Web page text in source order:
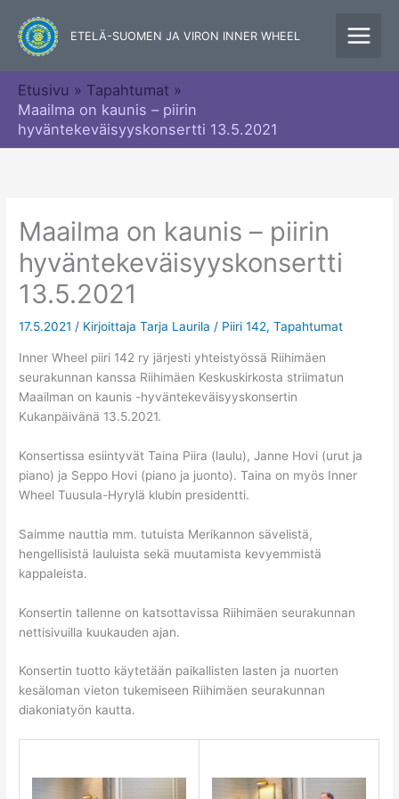
sisältöön
ETELÄ-SUOMEN JA VIRON INNER WHEEL
Etusivu
Tapahtumat
Maailma on kaunis – piirin
hyväntekeväisyyskonsertti 13.5.2021
Maailma on kaunis – piirin
hyväntekeväisyyskonsertti
13.5.2021
17.5.2021/ KirjoittajaTarja Laurila/ Piiri 142,Tapahtumat
Inner Wheel piiri 142 ry järjesti yhteistyössä Riihimäen
seurakunnan kanssa Riihimäen Keskuskirkosta striimatun
Maailman on kaunis -hyväntekeväisyyskonsertin
Kukanpäivänä 13.5.2021.
Konsertissa esiintyvät Taina Piira (laulu), Janne Hovi (urut ja
piano) ja Seppo Hovi (piano ja juonto). Taina on myös Inner
Wheel Tuusula-Hyrylä klubin presidentti.
Saimme nauttia mm. tutuista Merikannon sävelistä,
hengellisistä lauluista sekä muutamista kevyemmistä
kappaleista.
Konsertin tallenne on katsottavissa Riihimäen seurakunnan
nettisivuilla kuukauden ajan.
Konsertin tuotto käytetään paikallisten lasten ja nuorten
kesäloman vieton tukemiseen Riihimäen seurakunnan
diakoniatyön kautta.